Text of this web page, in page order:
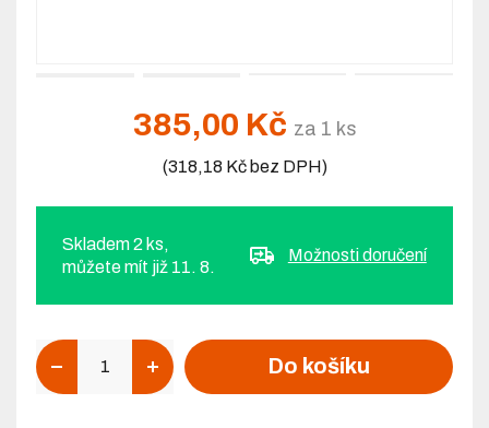
385,00 Kč za 1 ks
(318,18 Kč bez DPH)
Skladem 2 ks,
můžete mít již 11. 8.
Možnosti doručení
Do košíku